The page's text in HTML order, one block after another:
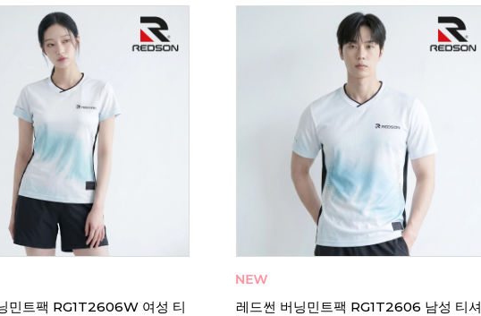
민트팩 RG1T2606W 여성 티
레드썬 버닝민트팩 RG1T2606 남성 티셔